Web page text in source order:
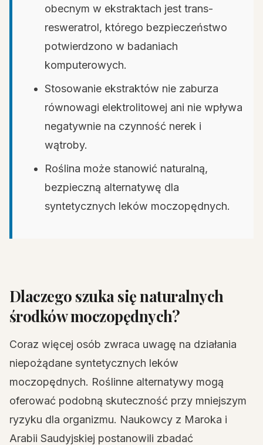
obecnym w ekstraktach jest trans-
resweratrol, którego bezpieczeństwo
potwierdzono w badaniach
komputerowych.
Stosowanie ekstraktów nie zaburza
równowagi elektrolitowej ani nie wpływa
negatywnie na czynność nerek i
wątroby.
Roślina może stanowić naturalną,
bezpieczną alternatywę dla
syntetycznych leków moczopędnych.
Dlaczego szuka się naturalnych
środków moczopędnych?
Coraz więcej osób zwraca uwagę na działania
niepożądane syntetycznych leków
moczopędnych. Roślinne alternatywy mogą
oferować podobną skuteczność przy mniejszym
ryzyku dla organizmu. Naukowcy z Maroka i
Arabii Saudyjskiej postanowili zbadać